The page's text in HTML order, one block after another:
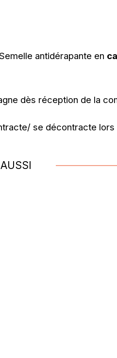
antidérapante en
dès réception de la
se décontracte lors